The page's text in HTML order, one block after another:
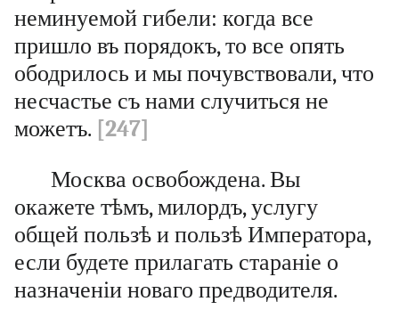
неминуемой гибели: когда все
пришло въ порядокъ, то все опять
ободрилось и мы почувствовали, что
несчастье съ нами случиться не
можетъ. [247]
Москва освобождена. Вы
окажете тѣмъ, милордъ, услугу
общей пользѣ и пользѣ Императора,
если будете прилагать стараніе о
назначеніи новаго предводителя.